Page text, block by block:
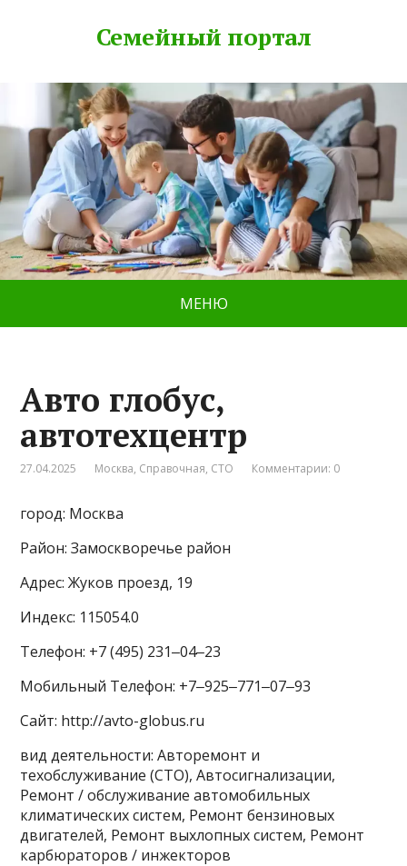
Семейный портал
МЕНЮ
Авто глобус,
автотехцентр
27.04.2025 Москва, Справочная, СТО Комментарии: 0
город: Москва
Район: Замоскворечье район
Адрес: Жуков проезд, 19
Индекс: 115054.0
Телефон: +7 (495) 231‒04‒23
Мобильный Телефон: +7‒925‒771‒07‒93
Сайт: http://avto-globus.ru
вид деятельности: Авторемонт и
техобслуживание (СТО), Автосигнализации,
Ремонт / обслуживание автомобильных
климатических систем, Ремонт бензиновых
двигателей, Ремонт выхлопных систем, Ремонт
карбюраторов / инжекторов